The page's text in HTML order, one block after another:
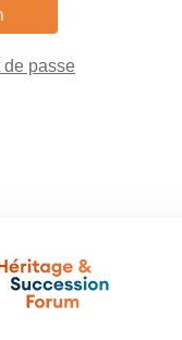
de passe